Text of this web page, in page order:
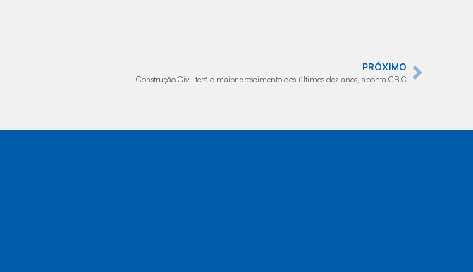
PRÓXIMO
Construção Civil terá o maior crescimento dos últimos dez anos, aponta CBIC